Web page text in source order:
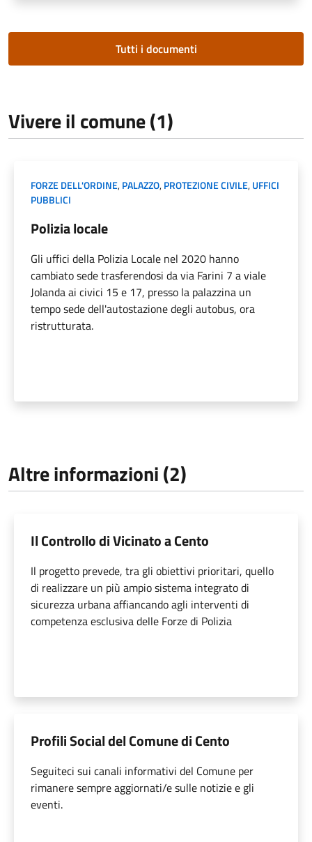
Tutti i documenti
Vivere il comune (1)
FORZE DELL'ORDINE,PALAZZO,PROTEZIONE CIVILE,UFFICI
PUBBLICI
Polizia locale
Gli uffici della Polizia Locale nel 2020 hanno
cambiato sede trasferendosi da via Farini 7 a viale
Jolanda ai civici 15 e 17, presso la palazzina un
tempo sede dell'autostazione degli autobus, ora
ristrutturata.
Altre informazioni (2)
Il Controllo di Vicinato a Cento
Il progetto prevede, tra gli obiettivi prioritari, quello
di realizzare un più ampio sistema integrato di
sicurezza urbana affiancando agli interventi di
competenza esclusiva delle Forze di Polizia
Profili Social del Comune di Cento
Seguiteci sui canali informativi del Comune per
rimanere sempre aggiornati/e sulle notizie e gli
eventi.